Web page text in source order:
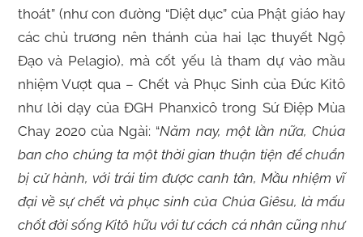
thoát” (như con đường “Diệt dục” của Phật giáo hay
các chủ trương nên thánh của hai lạc thuyết Ngộ
Đạo và Pelagio), mà cốt yếu là tham dự vào mầu
nhiệm Vượt qua – Chết và Phục Sinh của Đức Kitô
như lời dạy của ĐGH Phanxicô trong Sứ Điệp Mùa
Chay 2020 của Ngài: “Năm nay, một lần nữa, Chúa
ban cho chúng ta một thời gian thuận tiện để chuẩn
bị cử hành, với trái tim được canh tân, Mầu nhiệm vĩ
đại về sự chết và phục sinh của Chúa Giêsu, là mấu
chốt đời sống Kitô hữu với tư cách cá nhân cũng như